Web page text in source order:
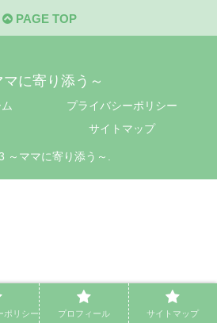
PAGE TOP
マに寄り添う～
プライバシーポリシー
サイトマップ
～ママに寄り添う～.
ポリシー プロフィール サイトマップ